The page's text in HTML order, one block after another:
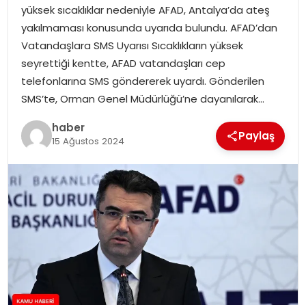
SPOR
TEKNOLOJI
EĞITIM
GENEL
yüksek sıcaklıklar nedeniyle AFAD, Antalya’da ateş
yakılmaması konusunda uyarıda bulundu. AFAD’dan
Vatandaşlara SMS Uyarısı Sıcaklıkların yüksek
seyrettiği kentte, AFAD vatandaşları cep
telefonlarına SMS göndererek uyardı. Gönderilen
SMS’te, Orman Genel Müdürlüğü’ne dayanılarak…
haber
15 Ağustos 2024 Paylaş